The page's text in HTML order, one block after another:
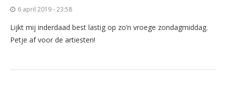
6 april 2019 - 23:58
Lijkt mij inderdaad best lastig op zo’n vroege zondagmiddag.
Petje af voor de artiesten!